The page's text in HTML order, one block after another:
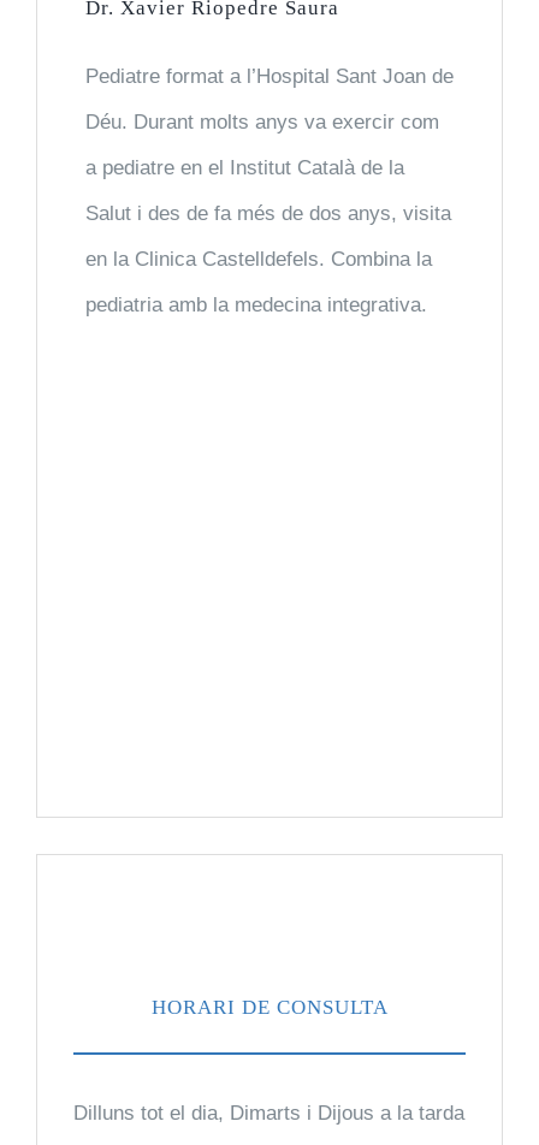
Dr. Xavier Riopedre Saura
Pediatre format a l’Hospital Sant Joan de
Déu. Durant molts anys va exercir com
a pediatre en el Institut Català de la
Salut i des de fa més de dos anys, visita
en la Clinica Castelldefels. Combina la
pediatria amb la medecina integrativa.
HORARI DE CONSULTA
Dilluns tot el dia, Dimarts i Dijous a la tarda